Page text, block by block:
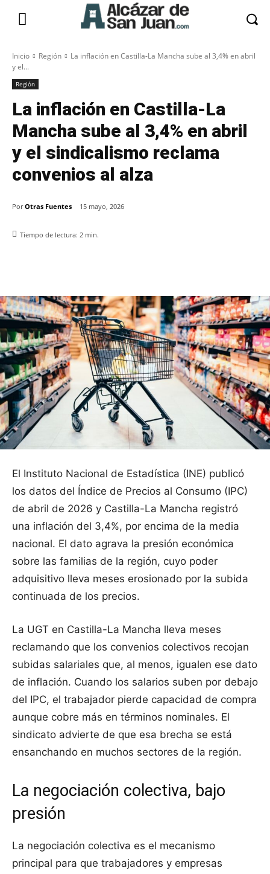
Inicio Región
La inflación en Castilla-La Mancha sube al 3,4% en abril
y el...
Región
La inflación en Castilla-La
Mancha sube al 3,4% en abril
y el sindicalismo reclama
convenios al alza
Por Otras Fuentes 15 mayo, 2026
Tiempo de lectura: 2 min.
El Instituto Nacional de Estadística (INE) publicó
los datos del Índice de Precios al Consumo (IPC)
de abril de 2026 y Castilla-La Mancha registró
una inflación del 3,4%, por encima de la media
nacional. El dato agrava la presión económica
sobre las familias de la región, cuyo poder
adquisitivo lleva meses erosionado por la subida
continuada de los precios.
La UGT en Castilla-La Mancha lleva meses
reclamando que los convenios colectivos recojan
subidas salariales que, al menos, igualen ese dato
de inflación. Cuando los salarios suben por debajo
del IPC, el trabajador pierde capacidad de compra
aunque cobre más en términos nominales. El
sindicato advierte de que esa brecha se está
ensanchando en muchos sectores de la región.
La negociación colectiva, bajo
presión
La negociación colectiva es el mecanismo
principal para que trabajadores y empresas